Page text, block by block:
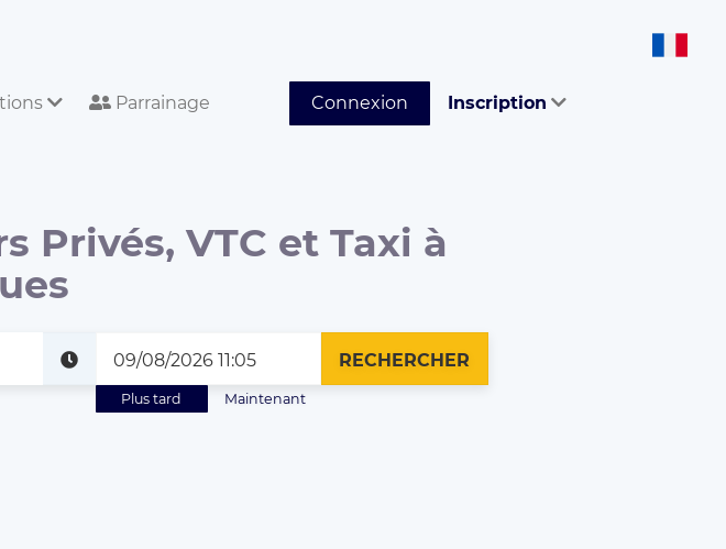
Parrainage Connexion Inscription
Privés, VTC et Taxi à
Maintenant
Plus tard
RECHERCHER